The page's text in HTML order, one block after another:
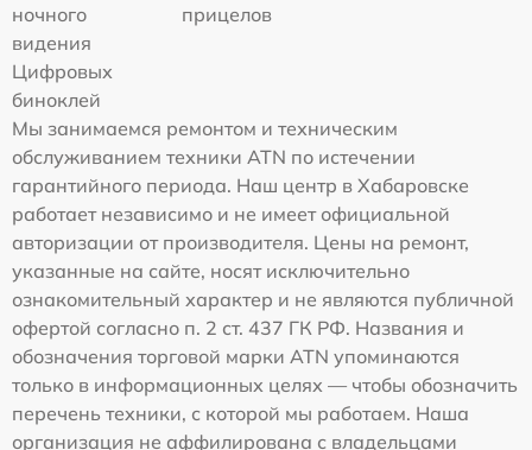
ночного
видения
прицелов
Цифровых
биноклей
Мы занимаемся ремонтом и техническим
обслуживанием техники ATN по истечении
гарантийного периода. Наш центр в Хабаровске
работает независимо и не имеет официальной
авторизации от производителя. Цены на ремонт,
указанные на сайте, носят исключительно
ознакомительный характер и не являются публичной
офертой согласно п. 2 ст. 437 ГК РФ. Названия и
обозначения торговой марки ATN упоминаются
только в информационных целях — чтобы обозначить
перечень техники, с которой мы работаем. Наша
организация не аффилирована с владельцами